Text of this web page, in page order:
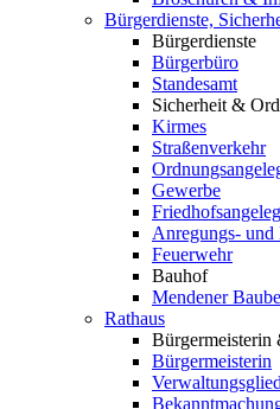
Bürgerdienste,
Bürgerdienste
Bürgerbüro
Standesamt
Sicherheit &
Kirmes
Straßenverkehr
Gewerbe
Anregungs-
Feuerwehr
Bauhof
Mendener
Rathaus
Bürgermeisterin
Bürgermeisterin